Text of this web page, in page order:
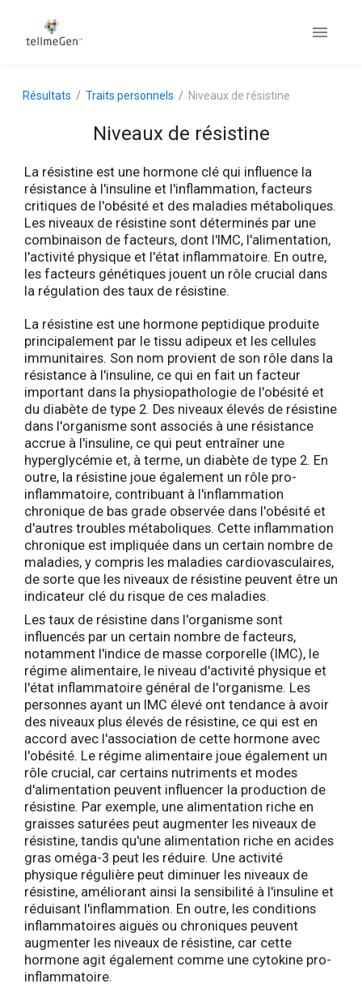
Résultats Traits personnels Niveaux de résistine
Niveaux de résistine
La résistine est une hormone clé qui influence la
résistance à l'insuline et l'inflammation, facteurs
critiques de l'obésité et des maladies métaboliques.
Les niveaux de résistine sont déterminés par une
combinaison de facteurs, dont l'IMC, l'alimentation,
l'activité physique et l'état inflammatoire. En outre,
les facteurs génétiques jouent un rôle crucial dans
la régulation des taux de résistine.
La résistine est une hormone peptidique produite
principalement par le tissu adipeux et les cellules
immunitaires. Son nom provient de son rôle dans la
résistance à l'insuline, ce qui en fait un facteur
important dans la physiopathologie de l'obésité et
du diabète de type 2. Des niveaux élevés de résistine
dans l'organisme sont associés à une résistance
accrue à l'insuline, ce qui peut entraîner une
hyperglycémie et, à terme, un diabète de type 2. En
outre, la résistine joue également un rôle pro-
inflammatoire, contribuant à l'inflammation
chronique de bas grade observée dans l'obésité et
d'autres troubles métaboliques. Cette inflammation
chronique est impliquée dans un certain nombre de
maladies, y compris les maladies cardiovasculaires,
de sorte que les niveaux de résistine peuvent être un
indicateur clé du risque de ces maladies.
Les taux de résistine dans l'organisme sont
influencés par un certain nombre de facteurs,
notamment l'indice de masse corporelle (IMC), le
régime alimentaire, le niveau d'activité physique et
l'état inflammatoire général de l'organisme. Les
personnes ayant un IMC élevé ont tendance à avoir
des niveaux plus élevés de résistine, ce qui est en
accord avec l'association de cette hormone avec
l'obésité. Le régime alimentaire joue également un
rôle crucial, car certains nutriments et modes
d'alimentation peuvent influencer la production de
résistine. Par exemple, une alimentation riche en
graisses saturées peut augmenter les niveaux de
résistine, tandis qu'une alimentation riche en acides
gras oméga-3 peut les réduire. Une activité
physique régulière peut diminuer les niveaux de
résistine, améliorant ainsi la sensibilité à l'insuline et
réduisant l'inflammation. En outre, les conditions
inflammatoires aiguës ou chroniques peuvent
augmenter les niveaux de résistine, car cette
hormone agit également comme une cytokine pro-
inflammatoire.